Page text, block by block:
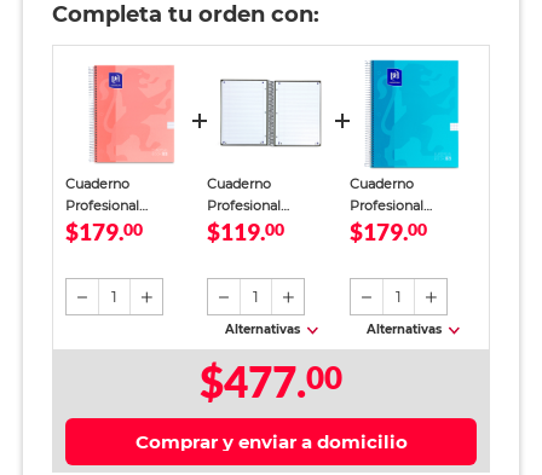
Completa tu orden con:
Cuaderno
Profesional
European Book 5
$179.00
1
Cuaderno
Profesional
European Book 1
$119.00
1
Alternativas
Cuaderno
Profesional
European Book 5
$179.00
1
Alternativas
$477.00
Comprar y enviar a domicilio